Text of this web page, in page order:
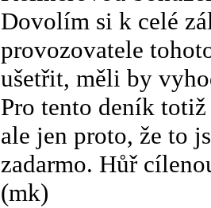
Dovolím si k celé
provozovatele
ušetřit, měli by
Pro tento deník
ale jen proto, že to
zadarmo. Hůř
(mk)